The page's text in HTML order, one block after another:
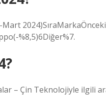
%8,5)6Diğer%7.
– Çin Teknolojiyle ilgili